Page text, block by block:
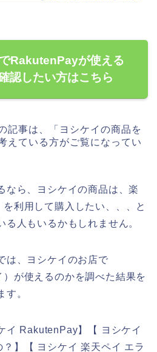
RakutenPayが使える
認したい方はこちら
記事は、「ヨシケイの商品を
えている方がご覧になってい
なら、ヨシケイの商品は、楽
利用して購入したい、、、と
る人もいるかもしれません。
は、ヨシケイのお店で
が使えるのかを調べた結果を
す。
イ RakutenPay】【 ヨシケイ
】【 ヨシケイ 楽天ペイ エラ